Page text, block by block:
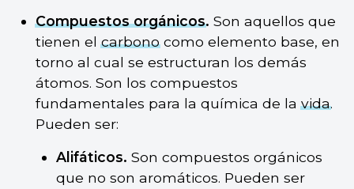
Compuestos orgánicos. Son aquellos que
tienen elcarbonocomo elemento base, en
torno al cual se estructuran los demás
átomos. Son los compuestos
fundamentales para la química de lavida.
Pueden ser:
Alifáticos. Son compuestos orgánicos
que no son aromáticos. Pueden ser